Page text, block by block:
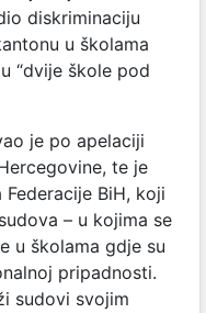
diskriminaciju
u školama
“dvije škole pod
je po apelaciji
te je
BiH, koji
– u kojima se
u školama gdje su
pripadnosti.
sudovi svojim